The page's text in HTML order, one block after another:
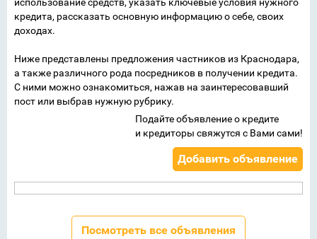
кредита, рассказать основную информацию о себе, своих
доходах.
Ниже представлены предложения частников из Краснодара,
а также различного рода посредников в получении кредита.
С ними можно ознакомиться, нажав на заинтересовавший
пост или выбрав нужную рубрику.
Подайте объявление о кредите
и кредиторы свяжутся с Вами сами!
Добавить объявление
Посмотреть все объявления